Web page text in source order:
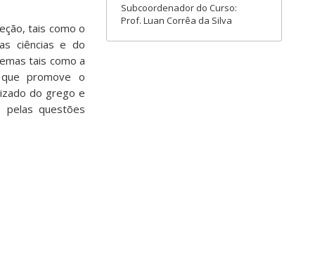
tais como o
ciências e do
tais como a
promove o
do grego e
questões
Subcoordenador do Curso:
Prof. Luan Corrêa da Silva